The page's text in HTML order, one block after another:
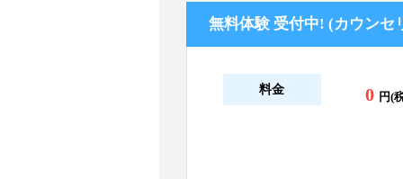
無料体験 受付中! (カウンセ
料金 0 円(